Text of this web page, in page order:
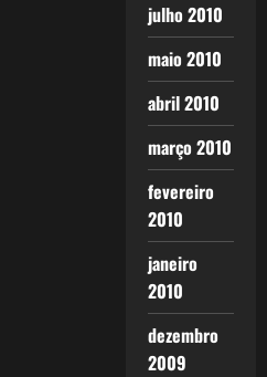
julho 2010
maio 2010
abril 2010
março 2010
fevereiro
2010
janeiro
2010
dezembro
2009